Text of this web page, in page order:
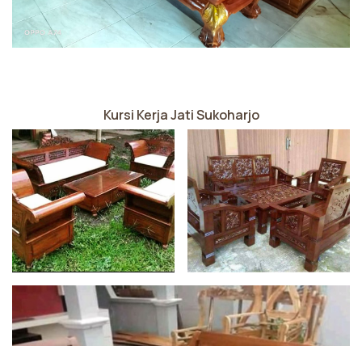
Kursi Kerja Jati Sukoharjo